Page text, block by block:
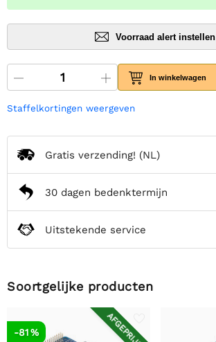
Voorraad alert instellen
In winkelwagen
Staffelkortingen weergeven
Gratis verzending! (NL)
30 dagen bedenktermijn
Uitstekende service
Soortgelijke producten
AFGEPRIJSD
-81 %